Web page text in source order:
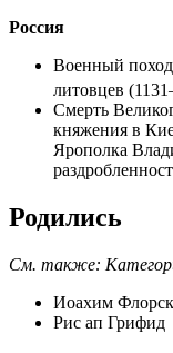
Россия
Военный
литовцев
Смерть
княжения в
Ярополка
Родились
См. также:
Иоахим
Рис ап Грифид